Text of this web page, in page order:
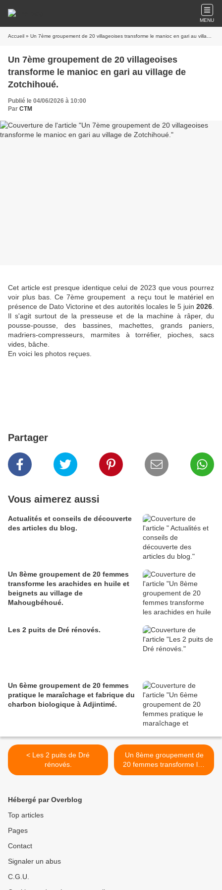
MENU
Accueil » Un 7ème groupement de 20 villageoises transforme le manioc en gari au village de Zotchihoué.
Un 7ème groupement de 20 villageoises
transforme le manioc en gari au village de
Zotchihoué.
Publié le 04/06/2026 à 10:00
Par CTM
Cet article est presque identique celui de 2023 que vous pourrez
voir plus bas. Ce 7ème groupement a reçu tout le matériel en
présence de Dato Victorine et des autorités locales le 5 juin 2026
Il s'agit surtout de la presseuse et de la machine à râper, du
pousse-pousse, des bassines, machettes, grands paniers,
madriers-compresseurs, marmites à torréfier, pioches, sacs
vides, bâche.
En voici les photos reçues.
Partager
Vous aimerez aussi
Actualités et conseils de découverte
des articles du blog.
Un 8ème groupement de 20 femmes
transforme les arachides en huile et
beignets au village de
Mahougbéhoué.
Les 2 puits de Dré rénovés.
Un 6ème groupement de 20 femmes
pratique le maraîchage et fabrique du
charbon biologique à Adjintimé.
< Les 2 puits de Dré
rénovés.
Un 8ème groupement de
20 femmes transforme les
arachides en huile et
Hébergé par Overblog
Top articles
Pages
Contact
Signaler un abus
C.G.U.